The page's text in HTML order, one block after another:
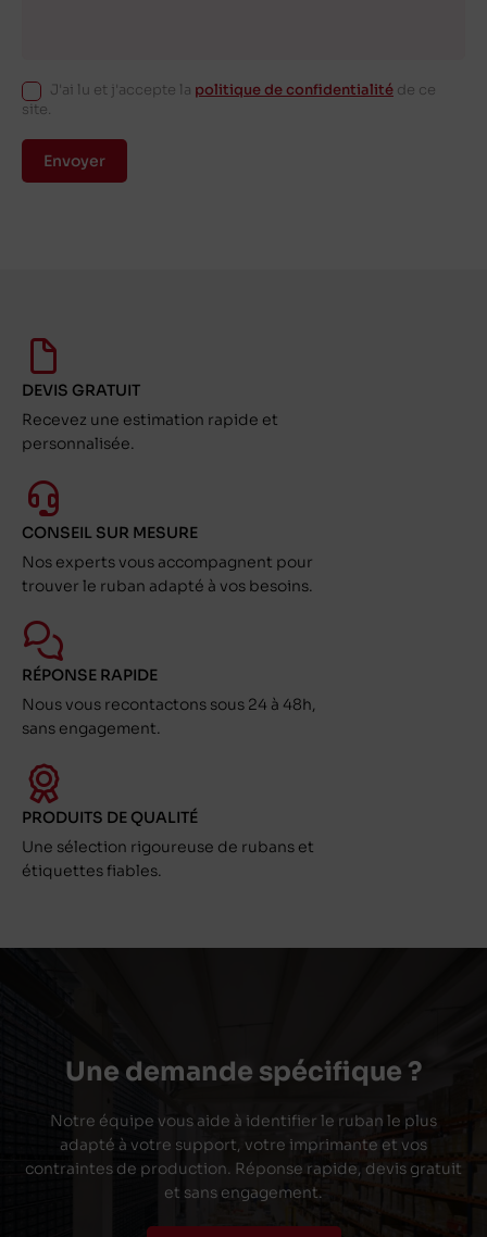
J'ai lu et j'accepte la politique de confidentialité de ce
site.
Envoyer
DEVIS GRATUIT
Recevez une estimation rapide et
personnalisée.
CONSEIL SUR MESURE
Nos experts vous accompagnent pour
trouver le ruban adapté à vos besoins.
RÉPONSE RAPIDE
Nous vous recontactons sous 24 à 48h,
sans engagement.
PRODUITS DE QUALITÉ
Une sélection rigoureuse de rubans et
étiquettes fiables.
Une demande spécifique ?
Notre équipe vous aide à identifier le ruban le plus
adapté à votre support, votre imprimante et vos
contraintes de production. Réponse rapide, devis gratuit
et sans engagement.